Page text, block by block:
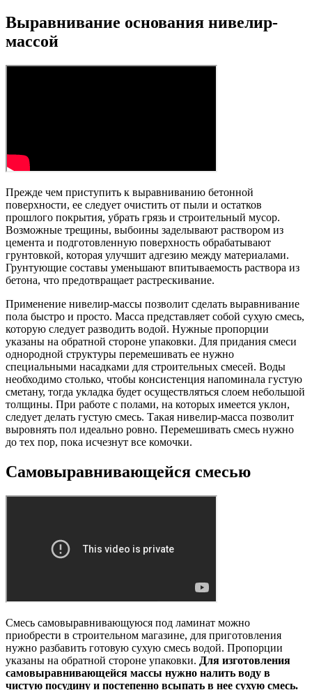
Выравнивание основания нивелир-
массой
Прежде чем приступить к выравниванию бетонной
поверхности, ее следует очистить от пыли и остатков
прошлого покрытия, убрать грязь и строительный мусор.
Возможные трещины, выбоины заделывают раствором из
цемента и подготовленную поверхность обрабатывают
грунтовкой, которая улучшит адгезию между материалами.
Грунтующие составы уменьшают впитываемость раствора из
бетона, что предотвращает растрескивание.
Применение нивелир-массы позволит сделать выравнивание
пола быстро и просто. Масса представляет собой сухую смесь,
которую следует разводить водой. Нужные пропорции
указаны на обратной стороне упаковки. Для придания смеси
однородной структуры перемешивать ее нужно
специальными насадками для строительных смесей. Воды
необходимо столько, чтобы консистенция напоминала густую
сметану, тогда укладка будет осуществляться слоем небольшой
толщины. При работе с полами, на которых имеется уклон,
следует делать густую смесь. Такая нивелир-масса позволит
выровнять пол идеально ровно. Перемешивать смесь нужно
до тех пор, пока исчезнут все комочки.
Самовыравнивающейся смесью
Смесь самовыравнивающуюся под ламинат можно
приобрести в строительном магазине, для приготовления
нужно разбавить готовую сухую смесь водой. Пропорции
указаны на обратной стороне упаковки. Для изготовления
самовыравнивающейся массы нужно налить воду в
чистую посудину и постепенно всыпать в нее сухую смесь.